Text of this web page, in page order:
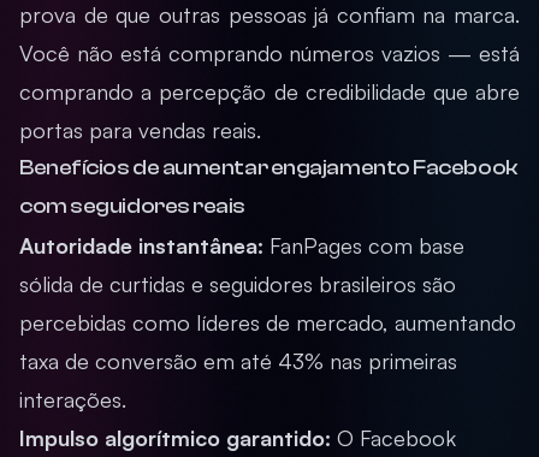
prova de que outras pessoas já confiam na marca.
Você não está comprando números vazios — está
comprando a percepção de credibilidade que abre
portas para vendas reais.
Benefícios de aumentar engajamento Facebook
com seguidores reais
Autoridade instantânea: FanPages com base
sólida de curtidas e seguidores brasileiros são
percebidas como líderes de mercado, aumentando
taxa de conversão em até 43% nas primeiras
interações.
Impulso algorítmico garantido: O Facebook